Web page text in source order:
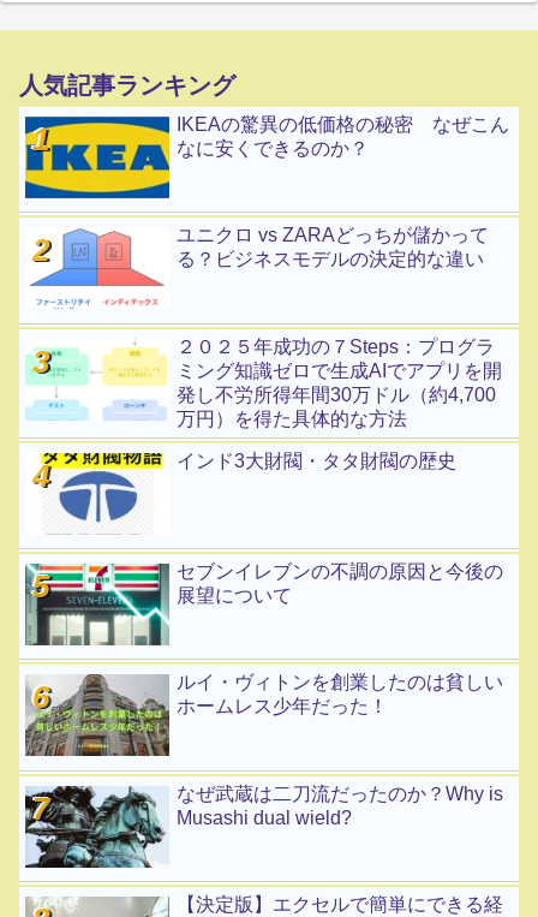
人気記事ランキング
IKEAの驚異の低価格の秘密 なぜこん
なに安くできるのか？
ユニクロ vs ZARAどっちが儲かって
る？ビジネスモデルの決定的な違い
２０２５年成功の７Steps：プログラ
ミング知識ゼロで生成AIでアプリを開
発し不労所得年間30万ドル（約4,700
万円）を得た具体的な方法
インド3大財閥・タタ財閥の歴史
セブンイレブンの不調の原因と今後の
展望について
ルイ・ヴィトンを創業したのは貧しい
ホームレス少年だった！
なぜ武蔵は二刀流だったのか？Why is
Musashi dual wield?
【決定版】エクセルで簡単にできる経